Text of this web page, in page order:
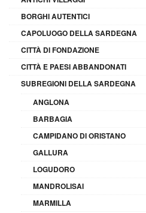
BORGHI AUTENTICI
CAPOLUOGO DELLA SARDEGNA
CITTÀ DI FONDAZIONE
CITTÀ E PAESI ABBANDONATI
SUBREGIONI DELLA SARDEGNA
ANGLONA
BARBAGIA
CAMPIDANO DI ORISTANO
GALLURA
LOGUDORO
MANDROLISAI
MARMILLA